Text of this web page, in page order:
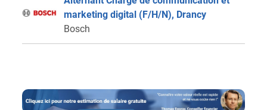
marketing digital (F/H/N), Drancy
Bosch